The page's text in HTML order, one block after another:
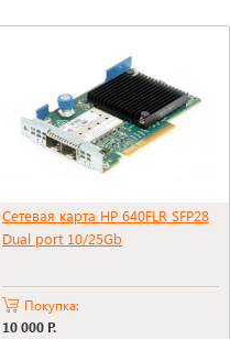
Сетевая карта HP 640FLR SFP28
Dual port 10/25Gb
Покупка:
10 000 Р.